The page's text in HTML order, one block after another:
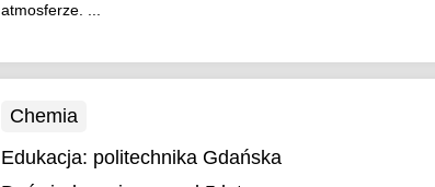
atmosferze. ...
Chemia
Edukacja: politechnika Gdańska